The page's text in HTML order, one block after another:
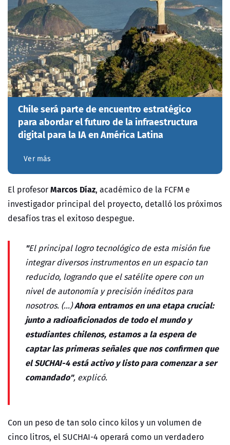
Chile será parte de encuentro estratégico
para abordar el futuro de la infraestructura
digital para la IA en América Latina
Ver más
El profesorMarcos Díaz, académico de la FCFM e
investigador principal del proyecto, detalló los próximos
desafíos tras el exitoso despegue.
"El principal logro tecnológico de esta misión fue
integrar diversos instrumentos en un espacio tan
reducido, logrando que el satélite opere con un
nivel de autonomía y precisión inéditos para
nosotros. (...)Ahora entramos en una etapa crucial:
junto a radioaficionados de todo el mundo y
estudiantes chilenos, estamos a la espera de
captar las primeras señales que nos confirmen que
el SUCHAI-4 está activo y listo para comenzar a ser
comandado", explicó.
Con un peso de tan solo cinco kilos y un volumen de
cinco litros, el SUCHAI-4 operará como un verdadero